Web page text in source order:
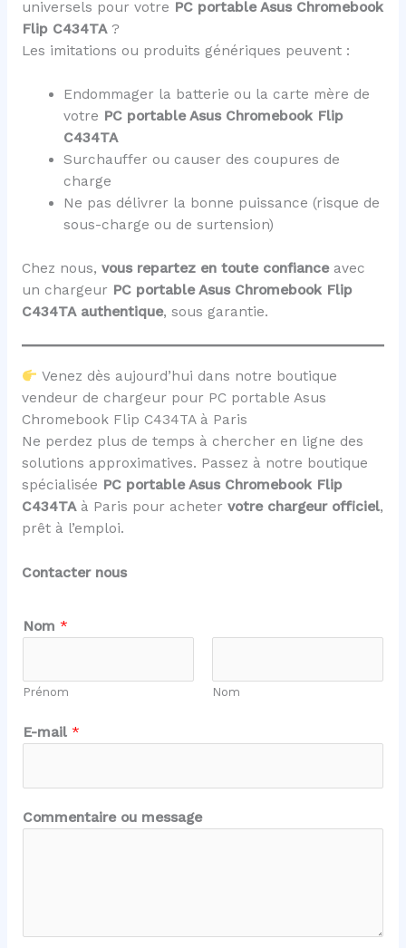
universels pour votre PC portable Asus Chromebook
Flip C434TA?
Les imitations ou produits génériques peuvent :
Endommager la batterie ou la carte mère de
votre PC portable Asus Chromebook Flip
C434TA
Surchauffer ou causer des coupures de
charge
Ne pas délivrer la bonne puissance (risque de
sous-charge ou de surtension)
Chez nous, vous repartez en toute confianceavec
un chargeur PC portable Asus Chromebook Flip
C434TA authentique, sous garantie.
Venez dès aujourd’hui dans notre boutique
vendeur de chargeur pour PC portable Asus
Chromebook Flip C434TA à Paris
Ne perdez plus de temps à chercher en ligne des
solutions approximatives. Passez à notre boutique
spécialisée PC portable Asus Chromebook Flip
C434TAà Paris pour acheter votre chargeur officiel,
prêt à l’emploi.
Contacter nous
Nom *
Prénom Nom
N
o
o
u
N
E-mail *
Commentaire ou message